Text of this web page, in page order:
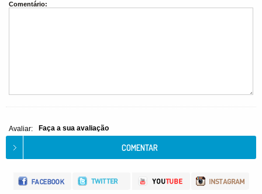
Comentário:
Avaliar: Faça a sua avaliação